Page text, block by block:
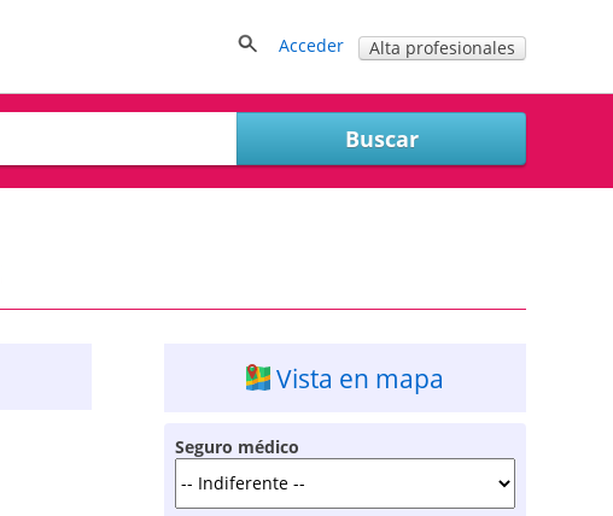
Acceder Alta profesionales
Vista en mapa
Seguro médico